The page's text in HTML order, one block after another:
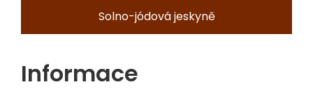
Solno-jódová jeskyně
Informace